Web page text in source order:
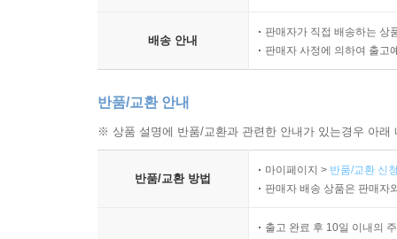
배송 안내
판매자가 직접 배송하는 상
판매자 사정에 의하여 출고
반품/교환 안내
※ 상품 설명에 반품/교환과 관련한 안내가 있는경우 아
반품/교환 방법
마이페이지 > 반품/교환 신
판매자 배송 상품은 판매자
출고 완료 후 10일 이내의